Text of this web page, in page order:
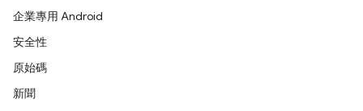
企業專用 Android
安全性
原始碼
新聞